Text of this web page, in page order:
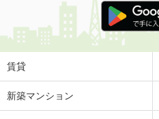
賃貸
新築マンション